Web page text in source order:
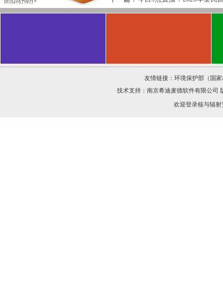
友情链接： 环境保护部（国
技术支持：南京希迪麦德软件有限公司
欢迎登录核与辐